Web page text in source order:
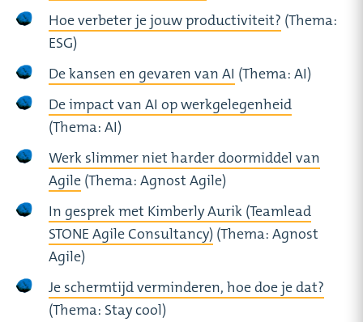
Hoe verbeter je jouw productiviteit? (Thema:
ESG)
De kansen en gevaren van AI (Thema: AI)
De impact van AI op werkgelegenheid
(Thema: AI)
Werk slimmer niet harder doormiddel van
Agile (Thema: Agnost Agile)
In gesprek met Kimberly Aurik (Teamlead
STONE Agile Consultancy) (Thema: Agnost
Agile)
Je schermtijd verminderen, hoe doe je dat?
(Thema: Stay cool)